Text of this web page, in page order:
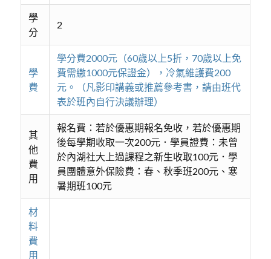
學
分
2
學
費
學分費2000元（60歲以上5折，70歲以上免
費需繳1000元保證金），冷氣維護費200
元。（凡影印講義或推薦參考書，請由班代
表於班內自行決議辦理）
其
他
費
用
報名費：若於優惠期報名免收，若於優惠期
後每學期收取一次200元．學員證費：未曾
於內湖社大上過課程之新生收取100元．學
員團體意外保險費：春、秋季班200元、寒
暑期班100元
材
料
費
用